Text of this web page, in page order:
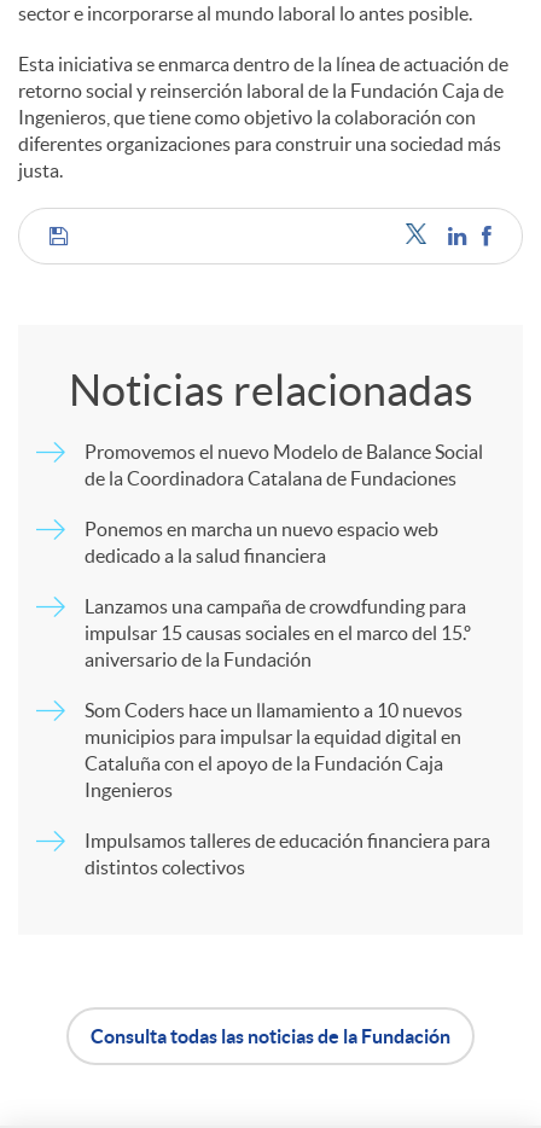
i
d
o
s
sector e incorporarse al mundo laboral lo antes posible.
Esta iniciativa se enmarca dentro de la línea de actuación de
retorno social y reinserción laboral de la Fundación Caja de
Ingenieros, que tiene como objetivo la colaboración con
diferentes organizaciones para construir una sociedad más
justa.
C
Noticias relacionadas
Promovemos el nuevo Modelo de Balance Social
de la Coordinadora Catalana de Fundaciones
Ponemos en marcha un nuevo espacio web
dedicado a la salud financiera
Lanzamos una campaña de crowdfunding para
impulsar 15 causas sociales en el marco del 15.º
aniversario de la Fundación
Som Coders hace un llamamiento a 10 nuevos
municipios para impulsar la equidad digital en
Cataluña con el apoyo de la Fundación Caja
Ingenieros
Impulsamos talleres de educación financiera para
distintos colectivos
Consulta todas las noticias de la Fundación